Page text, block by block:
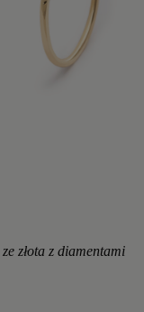
złota z diamentami